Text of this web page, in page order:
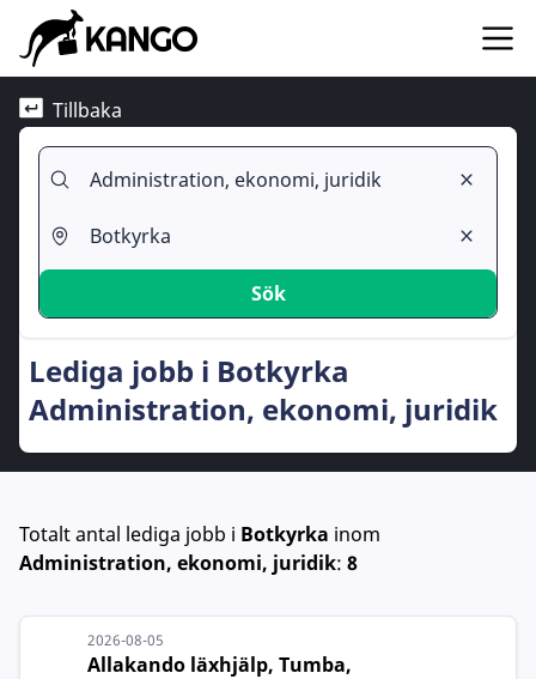
Tillbaka
Sök
Lediga jobb i Botkyrka
Administration, ekonomi, juridik
Totalt antal lediga jobb i Botkyrka inom
Administration, ekonomi, juridik: 8
2026-08-05
Allakando läxhjälp, Tumba,